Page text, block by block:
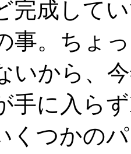
完成して
事。ちょ
いから、
手に入ら
くつかの